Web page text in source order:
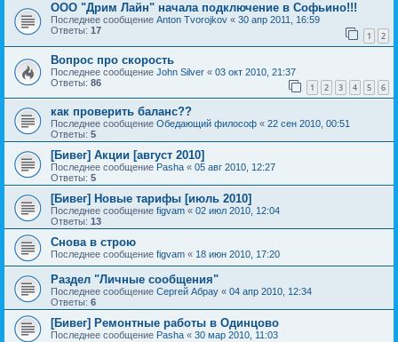
ООО "Дрим Лайн" начала подключение в Софьино!!!
Последнее сообщение Anton Tvorojkov « 30 апр 2011, 16:59
Ответы: 17 1 2
Вопрос про скорость
Последнее сообщение John Silver « 03 окт 2010, 21:37
Ответы: 86 1 2 3 4 5 6
как проверить баланс??
Последнее сообщение Обедающий философ « 22 сен 2010, 00:51
Ответы: 5
[Бивег] Акции [август 2010]
Последнее сообщение Pasha « 05 авг 2010, 12:27
Ответы: 5
[Бивег] Новые тарифы [июль 2010]
Последнее сообщение figvam « 02 июл 2010, 12:04
Ответы: 13
Снова в строю
Последнее сообщение figvam « 18 июн 2010, 17:20
Раздел "Личные сообщения"
Последнее сообщение Сергей Абрау « 04 апр 2010, 12:34
Ответы: 6
[Бивег] Ремонтные работы в Одинцово
Последнее сообщение Pasha « 30 мар 2010, 11:03